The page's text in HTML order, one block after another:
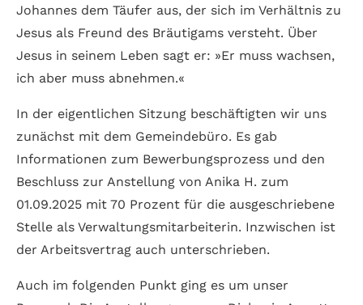
Johannes dem Täufer aus, der sich im Verhältnis zu
Jesus als Freund des Bräutigams versteht. Über
Jesus in seinem Leben sagt er: »Er muss wachsen,
ich aber muss abnehmen.«
In der eigentlichen Sitzung beschäftigten wir uns
zunächst mit dem Gemeindebüro. Es gab
Informationen zum Bewerbungsprozess und den
Beschluss zur Anstellung von Anika H. zum
01.09.2025 mit 70 Prozent für die ausgeschriebene
Stelle als Verwaltungsmitarbeiterin. Inzwischen ist
der Arbeitsvertrag auch unterschrieben.
Auch im folgenden Punkt ging es um unser